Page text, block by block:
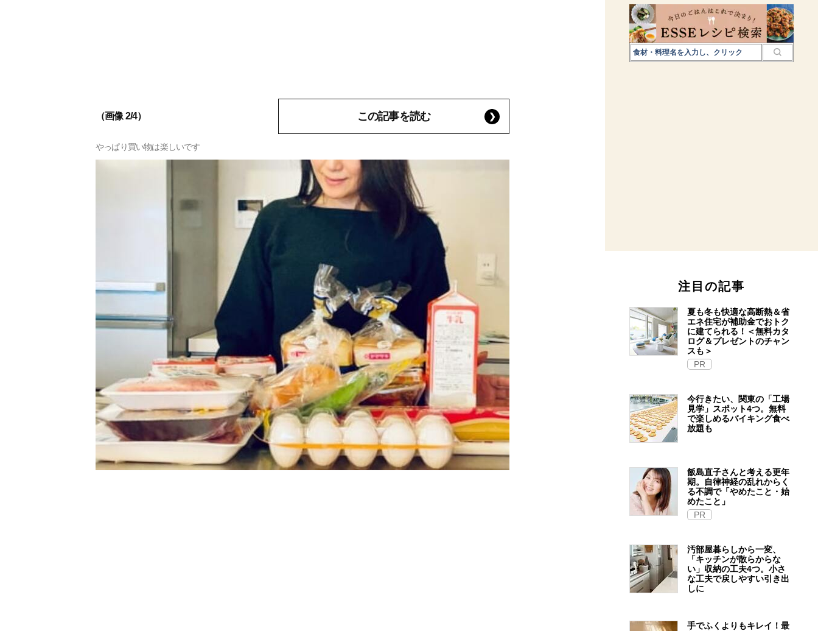
（画像 2/4） この記事を読む
やっぱり買い物は楽しいです
注目の記事
夏も冬も快適な高断熱＆省
エネ住宅が補助金でおトク
に建てられる！＜無料カタ
ログ＆プレゼントのチャン
スも＞
PR
今行きたい、関東の「工場
見学」スポット4つ。無料
で楽しめるバイキング食べ
放題も
飯島直子さんと考える更年
期。自律神経の乱れからく
る不調で「やめたこと・始
めたこと」
PR
汚部屋暮らしから一変、
「キッチンが散らからな
い」収納の工夫4つ。小さ
な工夫で戻しやすい引き出
しに
手でふくよりもキレイ！最